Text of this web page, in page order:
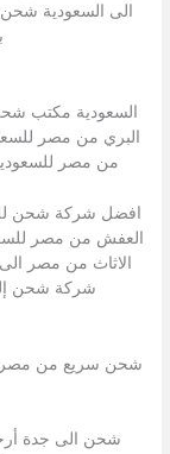
الى السعودية
السعودية مكتب
البري من مصر
من مصر
افضل شركة شحن
العفش من مصر
الاثاث من مصر
شركة شحن
شحن سريع من مصر
شحن الى جدة